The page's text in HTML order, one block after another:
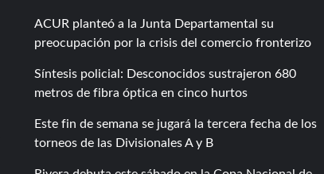
ACUR planteó a la Junta Departamental su
preocupación por la crisis del comercio fronterizo
Síntesis policial: Desconocidos sustrajeron 680
metros de fibra óptica en cinco hurtos
Este fin de semana se jugará la tercera fecha de los
torneos de las Divisionales A y B